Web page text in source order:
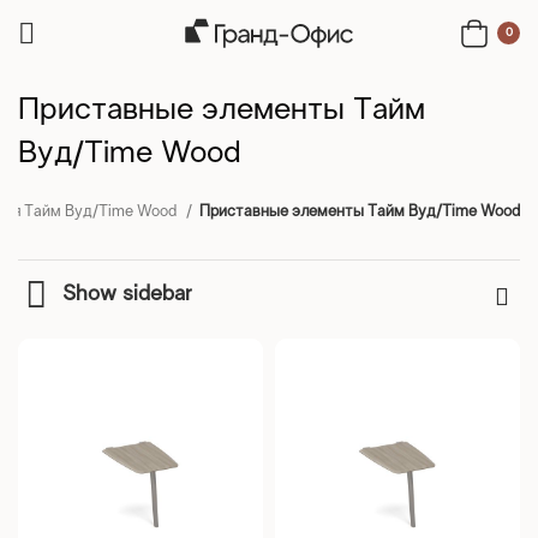
0
Приставные элементы Тайм
Вуд/Time Wood
Тайм Вуд/Time Wood Приставные элементы Тайм Вуд/Time Wood
Show sidebar